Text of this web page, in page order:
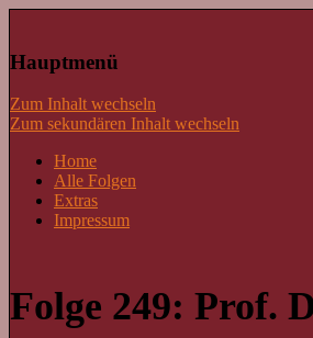
Lass mal schnacken!
Hauptmenü
Zum Inhalt wechseln
Zum sekundären Inhalt wechseln
Home
Alle Folgen
Extras
Impressum
Folge 249: Prof.